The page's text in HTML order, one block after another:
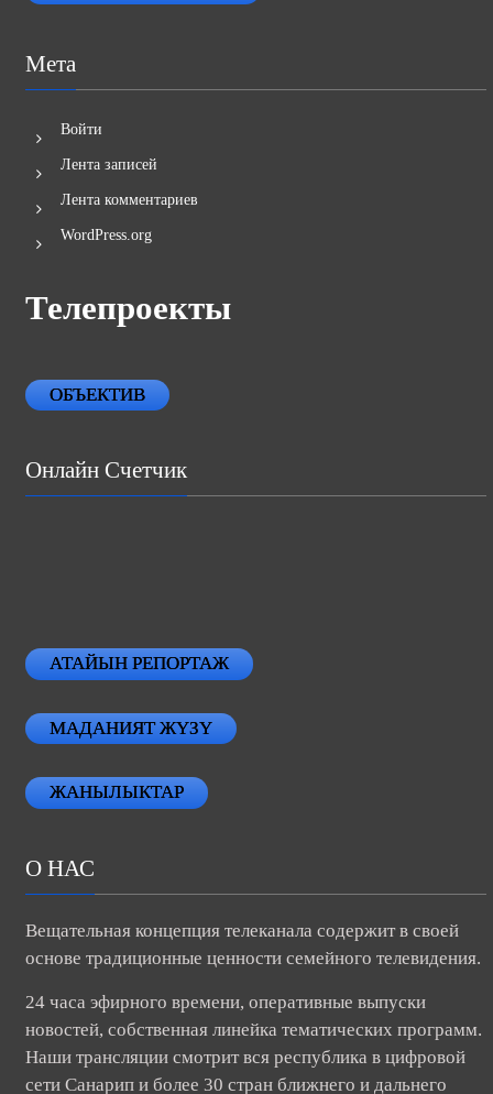
Мета
Войти
Лента записей
Лента комментариев
WordPress.org
Телепроекты
ОБЪЕКТИВ
Онлайн Счетчик
АТАЙЫН РЕПОРТАЖ
МАДАНИЯТ ЖҮЗҮ
ЖАНЫЛЫКТАР
О НАС
Вещательная концепция телеканала содержит в своей
основе традиционные ценности семейного телевидения.
24 часа эфирного времени, оперативные выпуски
новостей, собственная линейка тематических программ.
Наши трансляции смотрит вся республика в цифровой
сети Санарип и более 30 стран ближнего и дальнего